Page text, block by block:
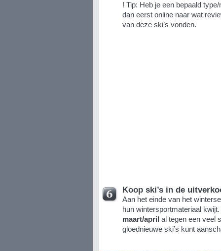
! Tip: Heb je een bepaald
dan eerst online naar wat
van deze ski’s vonden.
Koop ski’s in de
Aan het einde van het
hun wintersportmateriaal
maart/april al tegen een veel
gloednieuwe ski’s kunt